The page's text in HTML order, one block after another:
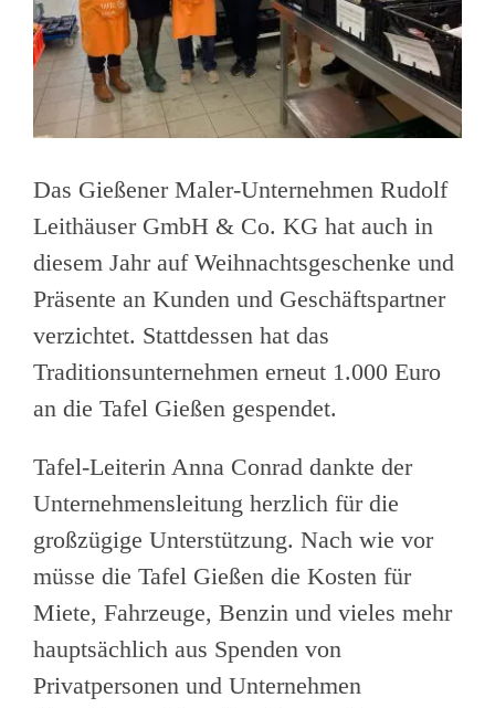
Das Gießener Maler-Unternehmen Rudolf
Leithäuser GmbH & Co. KG hat auch in
diesem Jahr auf Weihnachtsgeschenke und
Präsente an Kunden und Geschäftspartner
verzichtet. Stattdessen hat das
Traditionsunternehmen erneut 1.000 Euro
an die Tafel Gießen gespendet.
Tafel-Leiterin Anna Conrad dankte der
Unternehmensleitung herzlich für die
großzügige Unterstützung. Nach wie vor
müsse die Tafel Gießen die Kosten für
Miete, Fahrzeuge, Benzin und vieles mehr
hauptsächlich aus Spenden von
Privatpersonen und Unternehmen